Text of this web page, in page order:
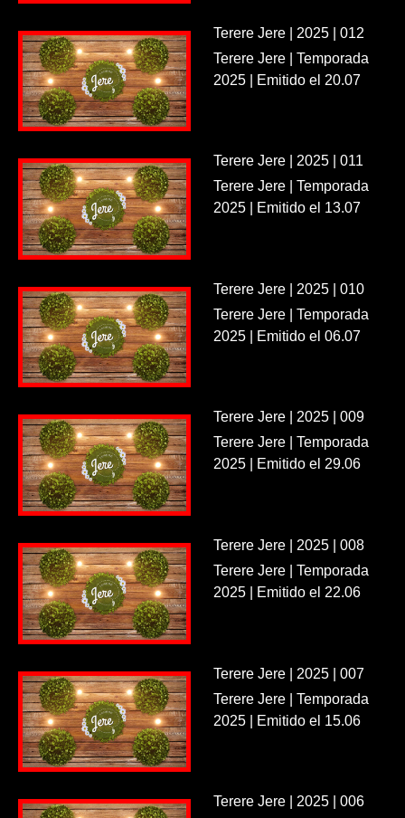
Terere Jere | 2025 | 012
Terere Jere | Temporada
2025 | Emitido el 20.07
Terere Jere | 2025 | 011
Terere Jere | Temporada
2025 | Emitido el 13.07
Terere Jere | 2025 | 010
Terere Jere | Temporada
2025 | Emitido el 06.07
Terere Jere | 2025 | 009
Terere Jere | Temporada
2025 | Emitido el 29.06
Terere Jere | 2025 | 008
Terere Jere | Temporada
2025 | Emitido el 22.06
Terere Jere | 2025 | 007
Terere Jere | Temporada
2025 | Emitido el 15.06
Terere Jere | 2025 | 006